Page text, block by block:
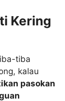
Kering
tiba
kalau
pasokan